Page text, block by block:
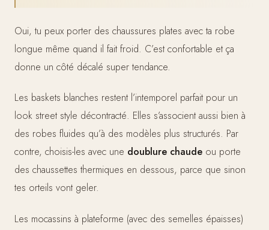
Oui, tu peux porter des chaussures plates avec ta robe
longue même quand il fait froid. C’est confortable et ça
donne un côté décalé super tendance.
Les baskets blanches restent l’intemporel parfait pour un
look street style décontracté. Elles s’associent aussi bien à
des robes fluides qu’à des modèles plus structurés. Par
contre, choisis-les avec une doublure chaude ou porte
des chaussettes thermiques en dessous, parce que sinon
tes orteils vont geler.
Les mocassins à plateforme (avec des semelles épaisses)